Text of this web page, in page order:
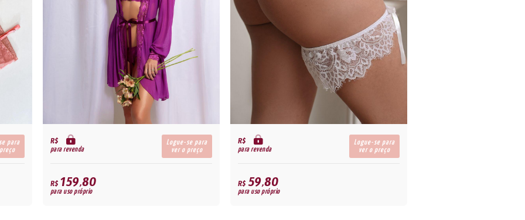
para
R$
para revenda
Logue-se para
ver o preço
R$159,80
para uso próprio
R$
para revenda
Logue-se para
ver o preço
R$59,80
para uso próprio